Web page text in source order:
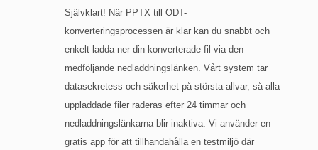
Självklart! När PPTX till ODT-
konverteringsprocessen är klar kan du snabbt och
enkelt ladda ner din konverterade fil via den
medföljande nedladdningslänken. Vårt system tar
datasekretess och säkerhet på största allvar, så alla
uppladdade filer raderas efter 24 timmar och
nedladdningslänkarna blir inaktiva. Vi använder en
gratis app för att tillhandahålla en testmiljö där